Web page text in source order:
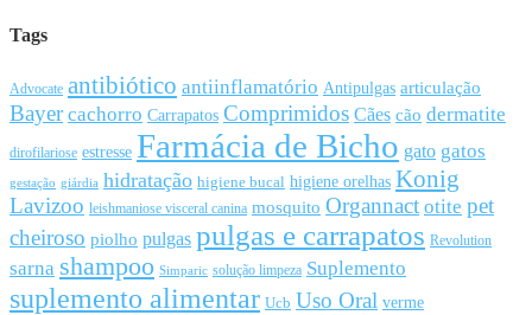
Tags
Advocate antibiótico antiinflamatório Antipulgas articulação
Bayer cachorro Carrapatos Comprimidos Cães cão dermatite
dirofilariose estresse Farmácia de Bicho gato gatos
gestação giárdia hidratação higiene bucal higiene orelhas Konig
Lavizoo leishmaniose visceral canina mosquito Organnact otite pet
cheiroso piolho pulgas pulgas e carrapatos Revolution
sarna shampoo Simparic solução limpeza Suplemento
suplemento alimentar Ucb Uso Oral verme